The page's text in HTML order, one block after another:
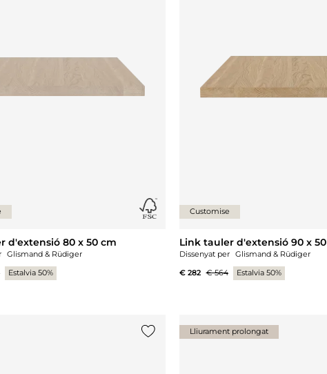
d'extensió 80 x 50 cm
Glismand & Rüdiger
Estalvia 50%
Customise
Link tauler d'extensió 90 x
Dissenyat per Glismand & Rüdiger
€ 282 € 564 Estalvia 50%
Lliurament prolongat